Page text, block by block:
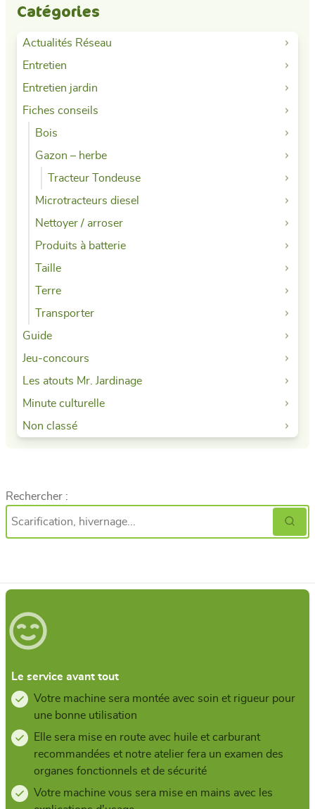
Catégories
Actualités Réseau
Entretien
Entretien jardin
Fiches conseils
Bois
Gazon – herbe
Tracteur Tondeuse
Microtracteurs diesel
Nettoyer / arroser
Produits à batterie
Taille
Terre
Transporter
Guide
Jeu-concours
Les atouts Mr. Jardinage
Minute culturelle
Non classé
Rechercher :
Le service avant tout
Votre machine sera montée avec soin et rigueur pour
une bonne utilisation
Elle sera mise en route avec huile et carburant
recommandées et notre atelier fera un examen des
organes fonctionnels et de sécurité
Votre machine vous sera mise en mains avec les